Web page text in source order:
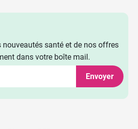
nouveautés santé et de nos offres
dans votre boîte mail.
Envoyer